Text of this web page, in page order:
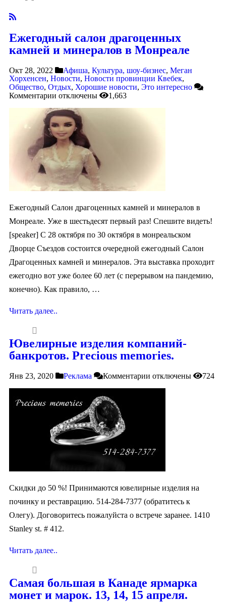
Ежегодный салон драгоценных
камней и минералов в Монреале
Окт 28, 2022 Афиша, Культура, шоу-бизнес, Меган
Хорхенсен, Новости, Новости провинции Квебек,
Общество, Отдых, Хорошие новости, Это интересно
Комментарии отключены 1,663
Ежегодный Салон драгоценных камней и минералов в
Монреале. Уже в шестьдесят первый раз! Спешите видеть!
[speaker] С 28 октября по 30 октября в монреальском
Дворце Съездов состоится очередной ежегодный Салон
Драгоценных камней и минералов. Эта выставка проходит
ежегодно вот уже более 60 лет (с перерывом на пандемию,
конечно). Как правило, …
Читать далее..
Ювелирные изделия компаний-
банкротов. Precious memories.
Янв 23, 2020 Реклама Комментарии отключены 724
Скидки до 50 %! Принимаются ювелирные изделия на
починку и реставрацию. 514-284-7377 (обратитесь к
Олегу). Договоритесь пожалуйста о встрече заранее. 1410
Stanley st. # 412.
Читать далее..
Самая большая в Канаде ярмарка
монет и марок. 13, 14, 15 апреля.